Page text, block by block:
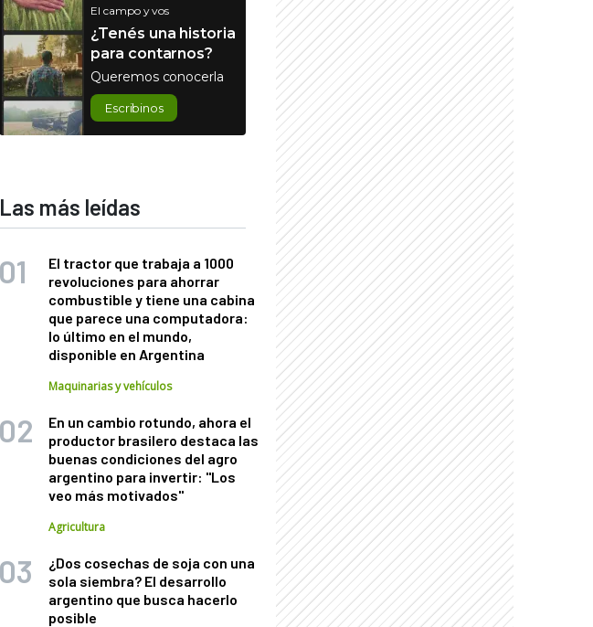
El campo y vos
¿Tenés una historia
para contarnos?
Queremos conocerla
Escribinos
Las más leídas
El tractor que trabaja a 1000
revoluciones para ahorrar
combustible y tiene una cabina
que parece una computadora:
lo último en el mundo,
disponible en Argentina
Maquinarias y vehículos
En un cambio rotundo, ahora el
productor brasilero destaca las
buenas condiciones del agro
argentino para invertir: "Los
veo más motivados"
Agricultura
¿Dos cosechas de soja con una
sola siembra? El desarrollo
argentino que busca hacerlo
posible